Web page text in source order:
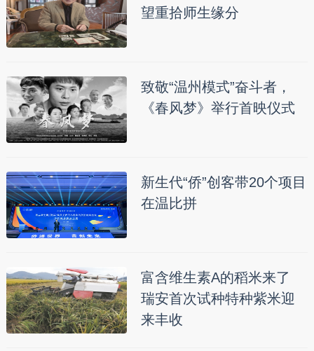
望重拾师生缘分
致敬“温州模式”奋斗者，
《春风梦》举行首映仪式
新生代“侨”创客带20个项目
在温比拼
富含维生素A的稻米来了
瑞安首次试种特种紫米迎
来丰收